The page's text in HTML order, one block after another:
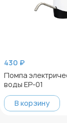
430 ₽
Помпа
воды ЕР-01
В корзину